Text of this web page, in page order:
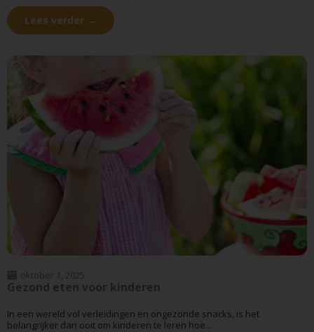
Lees verder →
Gezond eten voor kinderen
oktober 1, 2025
In een wereld vol verleidingen en ongezonde snacks, is het
belangrijker dan ooit om kinderen te leren hoe...